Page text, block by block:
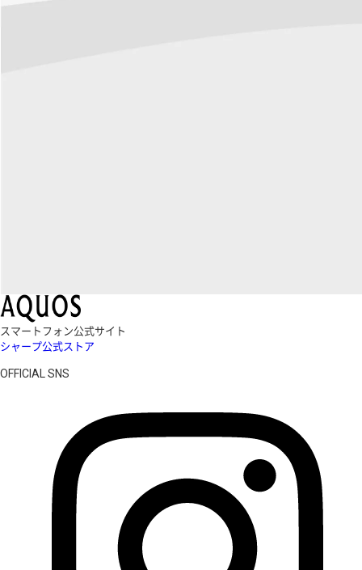
スマートフォン公式サイト
シャープ公式ストア
OFFICIAL SNS